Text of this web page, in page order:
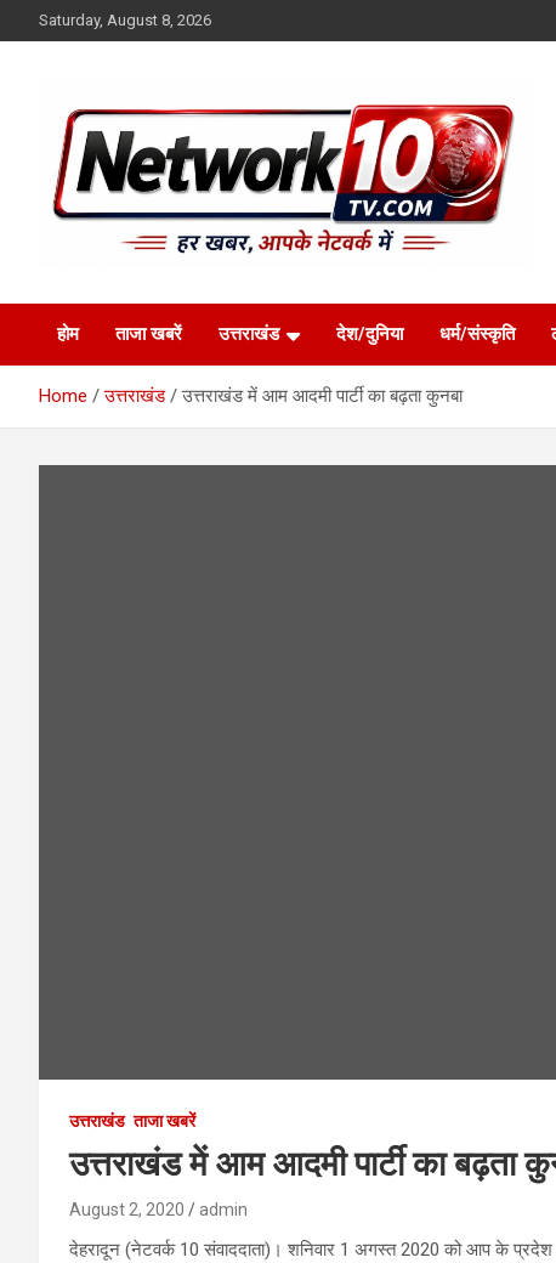
to
Saturday, August 8, 2026
Network10tv
होम ताजा खबरें उत्तराखंड देश/दुनिया धर्म/संस्कृति
Home उत्तराखंड उत्तराखंड में आम आदमी पार्टी का बढ़ता कुनबा
उत्तराखंड ताजा खबरें
उत्तराखंड में आम आदमी पार्टी का बढ़ता
August 2, 2020 admin
देहरादून (नेटवर्क 10 संवाददाता)। शनिवार 1 अगस्त 2020 को आप के